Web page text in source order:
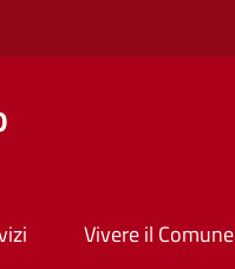
Vivere il Comune